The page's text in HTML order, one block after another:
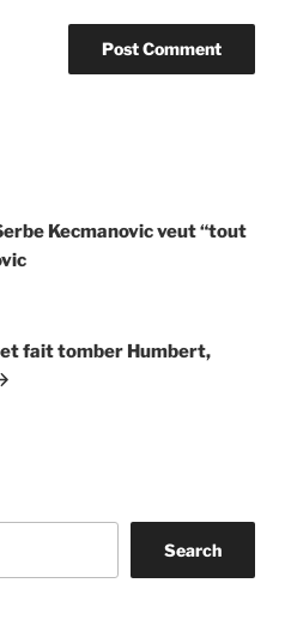
Kecmanovic veut “tout
fait tomber Humbert,
Search